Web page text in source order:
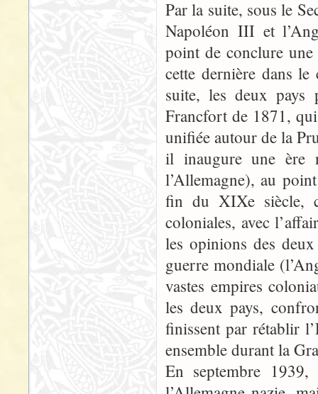
Par la suite, sous le
Napoléon III et
point de conclure une
cette dernière dans
suite, les deux
Francfort de 1871,
unifiée autour de la
il inaugure une ère
l’Allemagne), au
fin du XIXe siècle,
coloniales, avec
les opinions des
guerre mondiale
vastes empires
les deux pays,
finissent par rétablir
ensemble durant la
En septembre 1939,